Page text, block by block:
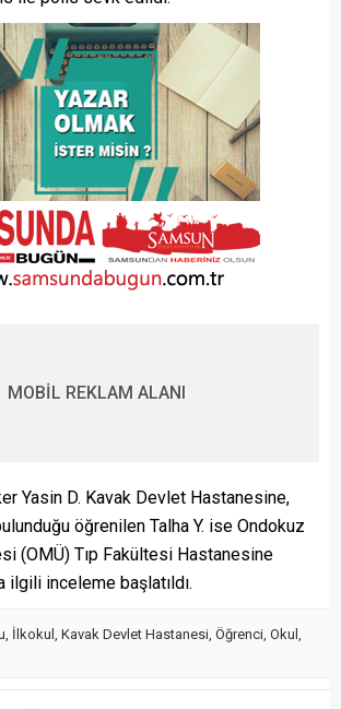
MOBİL REKLAM ALANI
Yasin D. Kavak Devlet Hastanesine,
öğrenilen Talha Y. ise Ondokuz
(OMÜ) Tıp Fakültesi Hastanesine
ilgili inceleme başlatıldı.
İlkokul Kavak Devlet Hastanesi Öğrenci Okul